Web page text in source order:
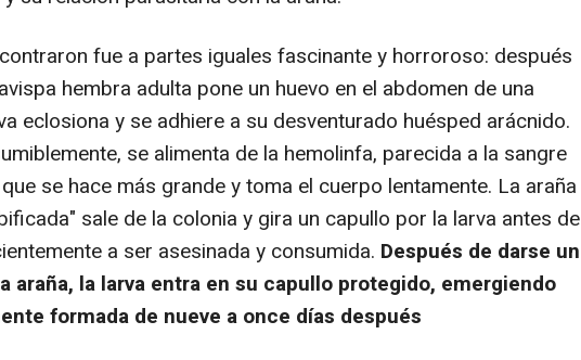
fue a partes iguales fascinante y horroroso: después
hembra adulta pone un huevo en el abdomen de una
eclosiona y se adhiere a su desventurado huésped arácnido.
se alimenta de la hemolinfa, parecida a la sangre
se hace más grande y toma el cuerpo lentamente. La araña
sale de la colonia y gira un capullo por la larva antes de
a ser asesinada y consumida. Después de darse un
araña, la larva entra en su capullo protegido, emergiendo
formada de nueve a once días después